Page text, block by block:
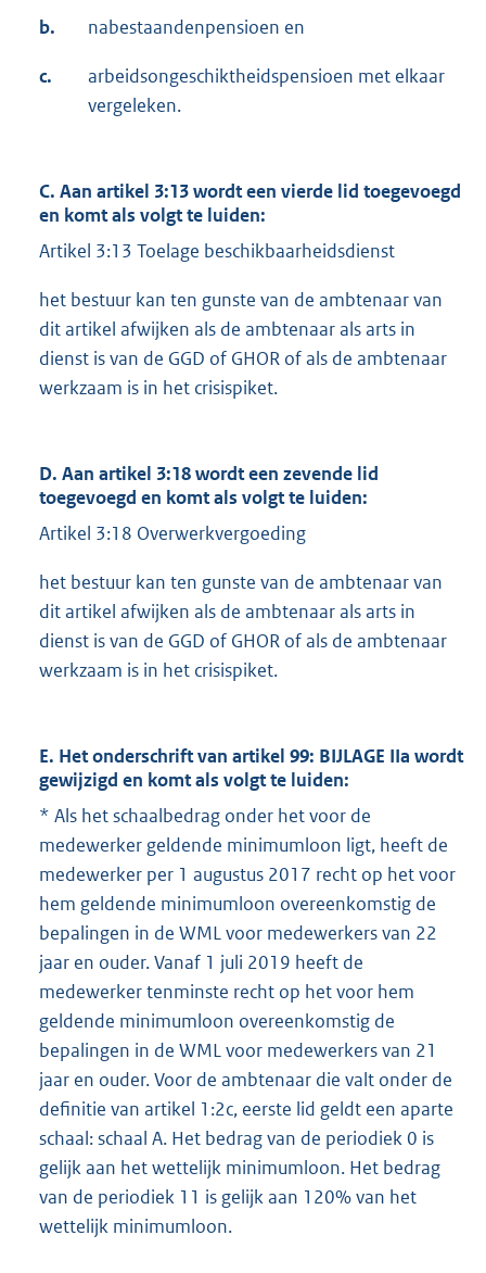
b. nabestaandenpensioen en
c.
arbeidsongeschiktheidspensioen met elkaar
vergeleken.
C. Aan artikel 3:13 wordt een vierde lid toegevoegd
en komt als volgt te luiden:
Artikel 3:13 Toelage beschikbaarheidsdienst
het bestuur kan ten gunste van de ambtenaar van
dit artikel afwijken als de ambtenaar als arts in
dienst is van de GGD of GHOR of als de ambtenaar
werkzaam is in het crisispiket.
D. Aan artikel 3:18 wordt een zevende lid
toegevoegd en komt als volgt te luiden:
Artikel 3:18 Overwerkvergoeding
het bestuur kan ten gunste van de ambtenaar van
dit artikel afwijken als de ambtenaar als arts in
dienst is van de GGD of GHOR of als de ambtenaar
werkzaam is in het crisispiket.
E. Het onderschrift van artikel 99: BIJLAGE IIa wordt
gewijzigd en komt als volgt te luiden:
* Als het schaalbedrag onder het voor de
medewerker geldende minimumloon ligt, heeft de
medewerker per 1 augustus 2017 recht op het voor
hem geldende minimumloon overeenkomstig de
bepalingen in de WML voor medewerkers van 22
jaar en ouder. Vanaf 1 juli 2019 heeft de
medewerker tenminste recht op het voor hem
geldende minimumloon overeenkomstig de
bepalingen in de WML voor medewerkers van 21
jaar en ouder. Voor de ambtenaar die valt onder de
definitie van artikel 1:2c, eerste lid geldt een aparte
schaal: schaal A. Het bedrag van de periodiek 0 is
gelijk aan het wettelijk minimumloon. Het bedrag
van de periodiek 11 is gelijk aan 120% van het
wettelijk minimumloon.